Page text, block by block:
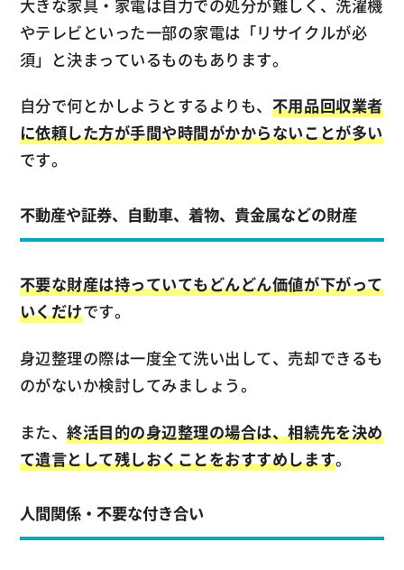
大きな家具・家電は自力での処分が難しく、洗濯機
やテレビといった一部の家電は「リサイクルが必
須」と決まっているものもあります。
自分で何とかしようとするよりも、 不用品回収業者
に依頼した方が手間や時間がかからないことが多い
です。
不動産や証券、自動車、着物、貴金属などの財産
不要な財産は持っていてもどんどん価値が下がって
いくだけです。
身辺整理の際は一度全て洗い出して、売却できるも
のがないか検討してみましょう。
また、終活目的の身辺整理の場合は、相続先を決め
て遺言として残しおくことをおすすめします。
人間関係・不要な付き合い